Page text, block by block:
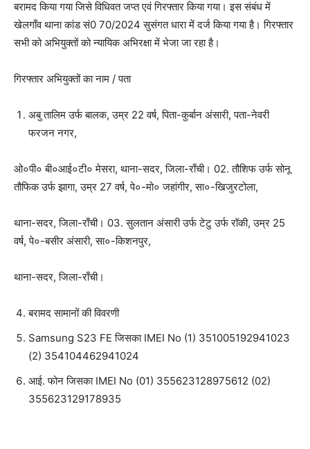
बरामद किया गया जिसे विधिवत जप्त एवं गिरफ्तार किया गया। इस संबंध में
खेलगाँव थाना कांड सं0 70/2024 सुसंगत धारा में दर्ज किया गया है। गिरफ्तार
सभी को अभियुक्तों को न्यायिक अभिरक्षा में भेजा जा रहा है।
गिरफ्तार अभियुक्तों का नाम / पता
अबु तालिम उर्फ बालक, उम्र 22 वर्ष, पिता-कुर्बान अंसारी, पता-नेवरी
फरजन नगर,
ओ०पी० बी०आई०टी० मेसरा, थाना-सदर, जिला-राँची। 02. तौशिफ उर्फ सोनू
तौफिक उर्फ झागा, उम्र 27 वर्ष, पे०-मो० जहांगीर, सा०-खिजुरटोला,
थाना-सदर, जिला-राँची। 03. सुलतान अंसारी उर्फ टेटु उर्फ रॉकी, उम्र 25
वर्ष, पे०-बसीर अंसारी, सा०-किशनपुर,
थाना-सदर, जिला-राँची।
बरामद सामानों की विवरणी
Samsung S23 FE जिसका IMEI No (1) 351005192941023
(2) 354104462941024
आई. फोन जिसका IMEI No (01) 355623128975612 (02)
355623129178935